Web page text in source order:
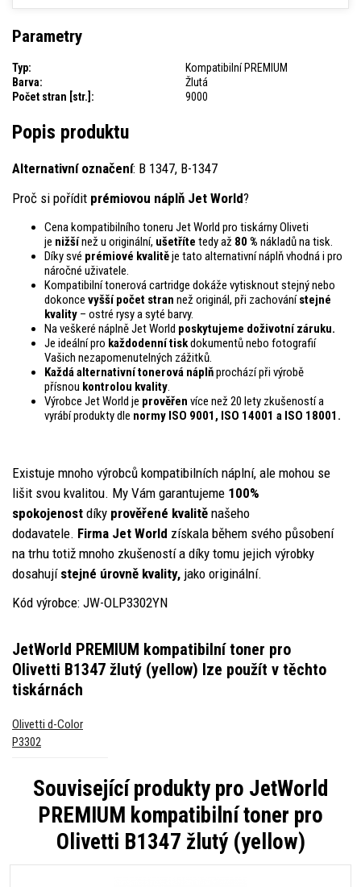
Parametry
Typ:
Kompatibilní PREMIUM
Barva:
Žlutá
Počet stran [str.]:
9000
Popis produktu
Alternativní označení: B 1347, B-1347
Proč si pořídit prémiovou náplň Jet World?
Cena kompatibilního toneru Jet World pro tiskárny Oliveti
je nižšínež u originální, ušetříte tedy až 80 % nákladů na tisk.
Díky své prémiové kvalitěje tato alternativní náplň vhodná i pro
náročné uživatele.
Kompatibilní tonerová cartridge dokáže vytisknout stejný nebo
dokonce vyšší počet stran než originál, při zachovánístejné
kvality – ostré rysy a syté barvy.
Na veškeré náplně Jet World poskytujeme doživotní záruku.
Je ideální pro každodenní tiskdokumentů nebo fotografií
Vašich nezapomenutelných zážitků.
Každá alternativní tonerová náplňprochází při výrobě
přísnou kontrolou kvality.
Výrobce Jet World je prověřen více než 20 lety zkušeností a
vyrábí produkty dle normy ISO 9001, ISO 14001 a ISO 18001.
Existuje mnoho výrobců kompatibilních náplní, ale mohou se
lišit svou kvalitou. My Vám garantujeme 100%
spokojenost díky prověřené kvalitě našeho
dodavatele. Firma Jet World získala během svého působení
na trhu totiž mnoho zkušeností a díky tomu jejich výrobky
dosahují stejné úrovně kvality, jako originální.
Kód výrobce: JW-OLP3302YN
JetWorld PREMIUM kompatibilní toner pro
Olivetti B1347 žlutý (yellow) lze použít v těchto
tiskárnách
Olivetti d-Color
P3302
Související produkty pro JetWorld
PREMIUM kompatibilní toner pro
Olivetti B1347 žlutý (yellow)